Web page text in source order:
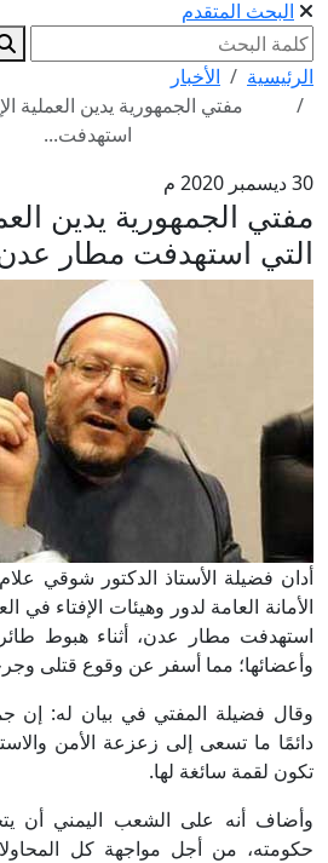
البحث المتقدم
الرئيسية
الأخبار
مفتي الجمهورية يدين العملية
استهدفت...
30 ديسمبر 2020 م
مفتي الجمهورية يدين
التي استهدفت مطار عدن
أدان فضيلة الأستاذ الدكتور شوقي
الأمانة العامة لدور وهيئات الإفتاء في
استهدفت مطار عدن، أثناء هبوط
وأعضائها؛ مما أسفر عن وقوع قتلى
وقال فضيلة المفتي في بيان له: إن
دائمًا ما تسعى إلى زعزعة الأمن
تكون لقمة سائغة لها.
وأضاف أنه على الشعب اليمني أن
حكومته، من أجل مواجهة كل